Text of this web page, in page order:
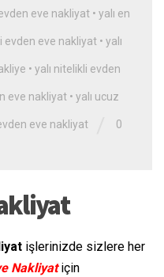
eve nakliyat • yalı en
evden eve nakliyat • yalı
• yalı nitelikli evden
eve nakliyat • yalı ucuz
eve nakliyat 0
işlerinizde sizlere her
Nakliyatiçin